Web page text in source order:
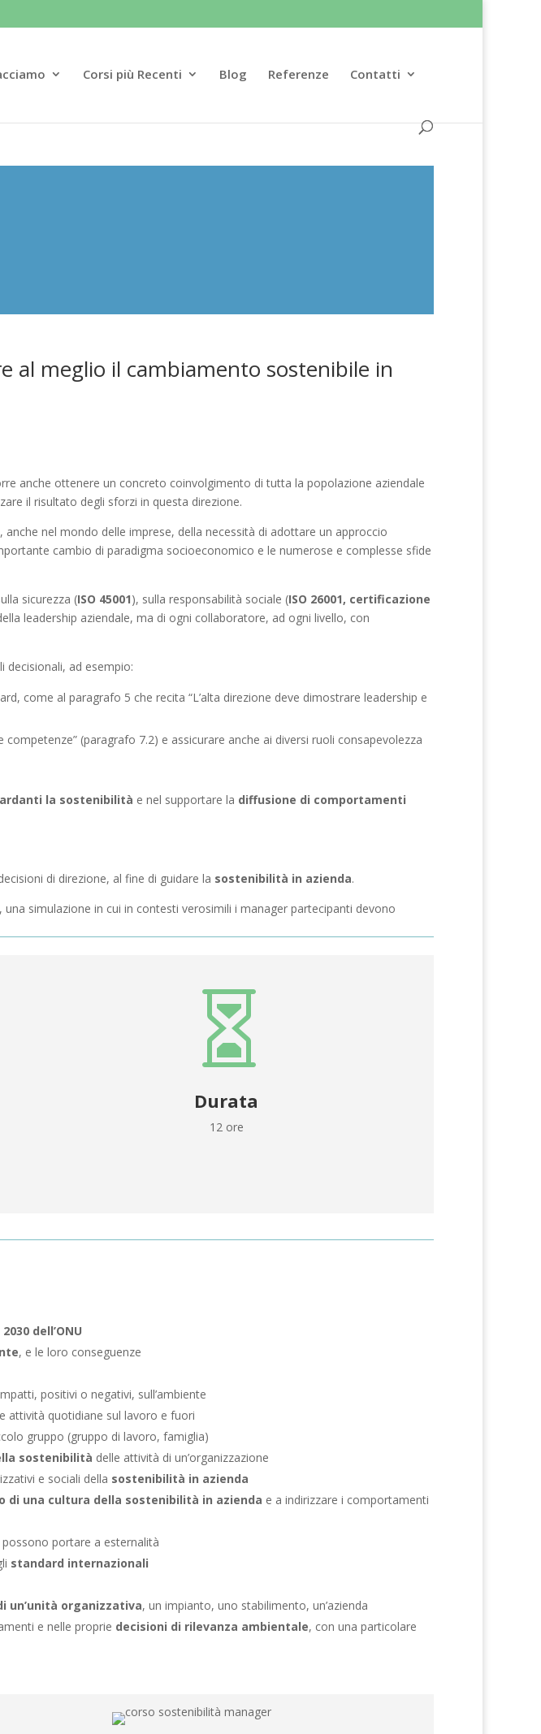
Corsi più Recenti Blog Referenze Contatti
al meglio il cambiamento sostenibile in
anche ottenere un concreto coinvolgimento di tutta la popolazione aziendale
il risultato degli sforzi in questa direzione.
anche nel mondo delle imprese, della necessità di adottare un approccio
cambio di paradigma socioeconomico e le numerose e complesse sfide
sicurezza (ISO 45001), sulla responsabilità sociale (ISO 26001, certificazione
leadership aziendale, ma di ogni collaboratore, ad ogni livello, con
decisionali, ad esempio:
come al paragrafo 5 che recita “L’alta direzione deve dimostrare leadership e
(paragrafo 7.2) e assicurare anche ai diversi ruoli consapevolezza
la sostenibilità e nel supportare la diffusione di comportamenti
di direzione, al fine di guidare la sostenibilità in azienda.
, una simulazione in cui in contesti verosimili i manager partecipanti devono

Durata
12 ore
dell’ONU
, e le loro conseguenze
positivi o negativi, sull’ambiente
attività quotidiane sul lavoro e fuori
gruppo (gruppo di lavoro, famiglia)
sostenibilità delle attività di un’organizzazione
e sociali della sostenibilità in azienda
di una cultura della sostenibilità in azienda e a indirizzare i comportamenti
portare a esternalità
standard internazionali
un’unità organizzativa, un impianto, uno stabilimento, un’azienda
e nelle proprie decisioni di rilevanza ambientale, con una particolare